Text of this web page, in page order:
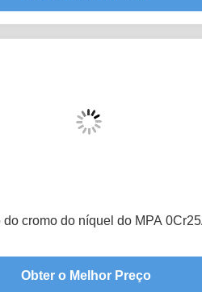
do cromo do níquel do MPA
Obter o Melhor Preço